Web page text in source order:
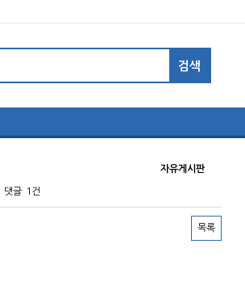
자유게시판
댓글 1건
목록